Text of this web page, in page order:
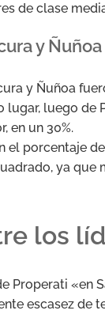
de clase
y Ñuñoa
y Ñuñoa
lugar, luego
en un 30%.
el porcentaje
ya que
los
Properati «en
escasez de